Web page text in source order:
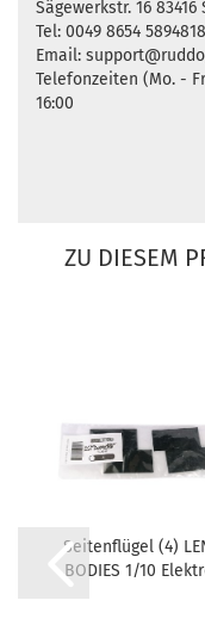
Sägewerkstr. 16
Tel: 0049 8654 5894818
Email:
Telefonzeiten (Mo. -
16:00
ZU DIESEM
Seitenflügel (4)
BODIES 1/10